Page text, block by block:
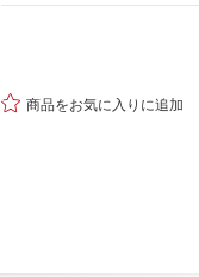
 商品をお気に入りに追加